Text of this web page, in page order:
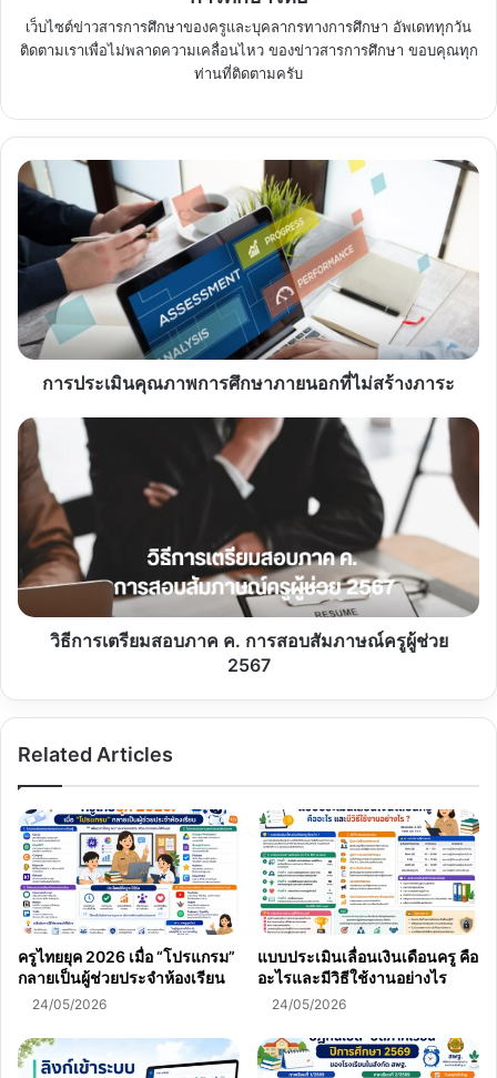
เว็บไซต์ข่าวสารการศึกษาของครูและบุคลากรทางการศึกษา อัพเดททุกวัน
ติดตามเราเพื่อไม่พลาดความเคลื่อนไหว ของข่าวสารการศึกษา ขอบคุณทุก
ท่านที่ติดตามครับ
การ
ประเมิน
การ
ศึกษา
ภายนอก
ที่
ไม่
สร้าง
ภาระการประเมินคุณภาพการศึกษาภายนอกที่ไม่สร้างภาระ
วิธี
การเต
สอบ
ภาค
ค.
การ
สอบ
สัมภาษณ์วิธีการเตรียมสอบภาค ค. การสอบสัมภาษณ์ครูผู้ช่วย
2567
Related Articles
ครูไทยยุค 2026 เมื่อ “โปรแกรม”
กลายเป็นผู้ช่วยประจำห้องเรียน
24/05/2026
แบบประเมินเลื่อนเงินเดือนครู คือ
อะไรและมีวิธีใช้งานอย่างไร
24/05/2026